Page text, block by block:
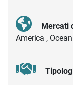
Mercati
America ,